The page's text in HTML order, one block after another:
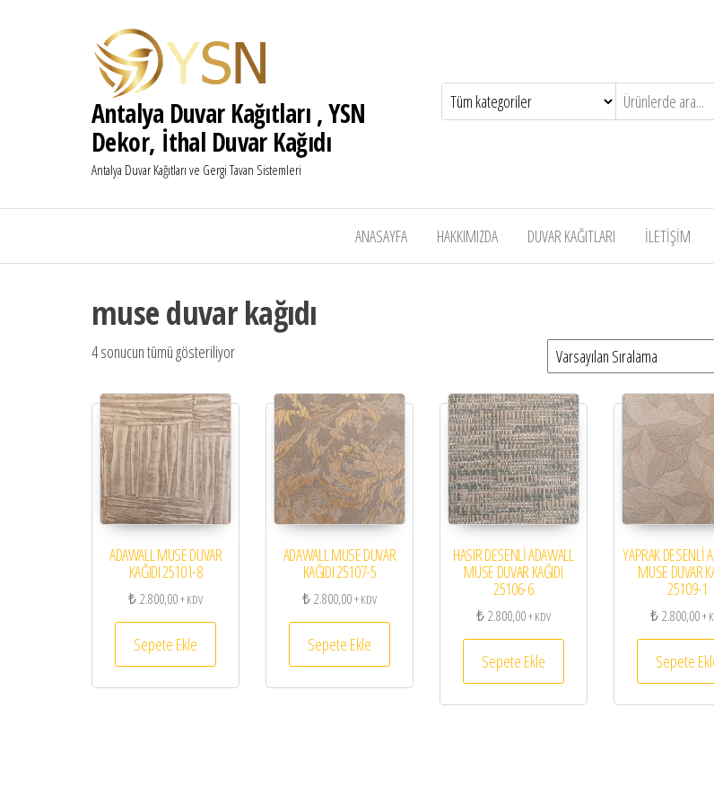
Antalya Duvar Kağıtları , YSN
Dekor, İthal Duvar Kağıdı
Antalya Duvar Kağıtları ve Gergi Tavan Sistemleri
ANASAYFA HAKKIMIZDA DUVAR KAĞITLARI İLETİŞİM
muse duvar kağıdı
4 sonucun tümü gösteriliyor
ADAWALL MUSE DUVAR
KAĞIDI 25101-8
₺2.800,00+ KDV
Sepete Ekle
ADAWALL MUSE DUVAR
KAĞIDI 25107-5
₺2.800,00+ KDV
Sepete Ekle
HASIR DESENLİ ADAWALL
MUSE DUVAR KAĞIDI
25106-6
₺2.800,00+ KDV
Sepete Ekle
YAPRAK DESENLİ
MUSE DUVAR
25109-1
₺2.800,00+
Sepete